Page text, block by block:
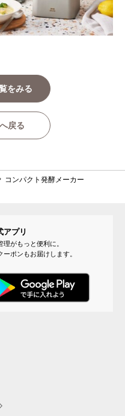
をみる
戻る
コンパクト発酵メーカー
アプリ
がもっと便利に。
ポンもお届けします。